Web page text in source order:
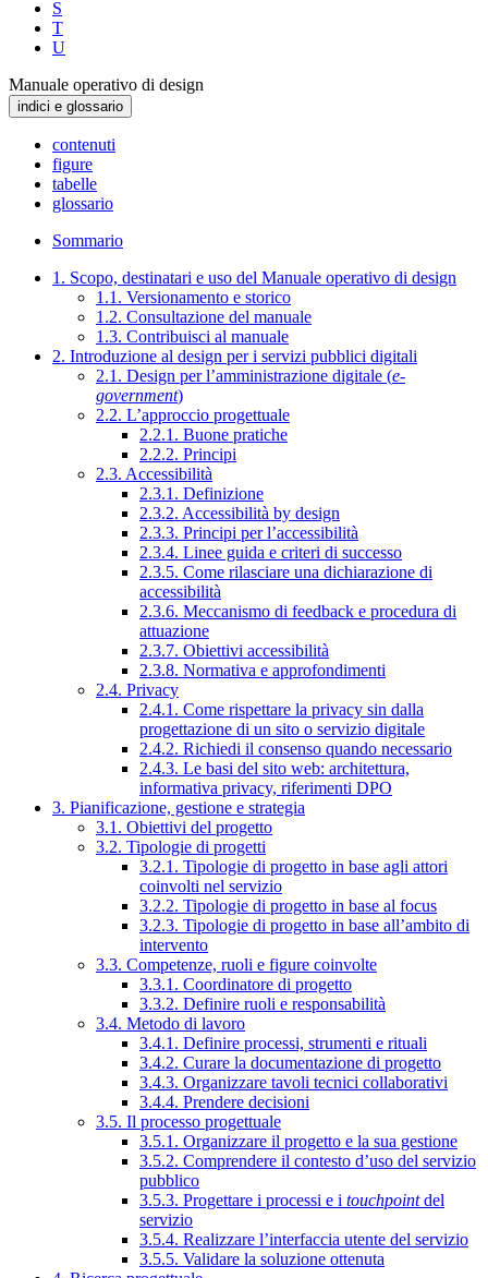
S
T
U
Manuale operativo di design
indici e glossario
contenuti
figure
tabelle
glossario
Sommario
1. Scopo, destinatari e uso del Manuale operativo di design
1.1. Versionamento e storico
1.2. Consultazione del manuale
1.3. Contribuisci al manuale
2. Introduzione al design per i servizi pubblici digitali
2.1. Design per l’amministrazione digitale (e-
government)
2.2. L’approccio progettuale
2.2.1. Buone pratiche
2.2.2. Principi
2.3. Accessibilità
2.3.1. Definizione
2.3.2. Accessibilità by design
2.3.3. Principi per l’accessibilità
2.3.4. Linee guida e criteri di successo
2.3.5. Come rilasciare una dichiarazione di
accessibilità
2.3.6. Meccanismo di feedback e procedura di
attuazione
2.3.7. Obiettivi accessibilità
2.3.8. Normativa e approfondimenti
2.4. Privacy
2.4.1. Come rispettare la privacy sin dalla
progettazione di un sito o servizio digitale
2.4.2. Richiedi il consenso quando necessario
2.4.3. Le basi del sito web: architettura,
informativa privacy, riferimenti DPO
3. Pianificazione, gestione e strategia
3.1. Obiettivi del progetto
3.2. Tipologie di progetti
3.2.1. Tipologie di progetto in base agli attori
coinvolti nel servizio
3.2.2. Tipologie di progetto in base al focus
3.2.3. Tipologie di progetto in base all’ambito di
intervento
3.3. Competenze, ruoli e figure coinvolte
3.3.1. Coordinatore di progetto
3.3.2. Definire ruoli e responsabilità
3.4. Metodo di lavoro
3.4.1. Definire processi, strumenti e rituali
3.4.2. Curare la documentazione di progetto
3.4.3. Organizzare tavoli tecnici collaborativi
3.4.4. Prendere decisioni
3.5. Il processo progettuale
3.5.1. Organizzare il progetto e la sua gestione
3.5.2. Comprendere il contesto d’uso del servizio
pubblico
3.5.3. Progettare i processi e i touchpointdel
servizio
3.5.4. Realizzare l’interfaccia utente del servizio
3.5.5. Validare la soluzione ottenuta